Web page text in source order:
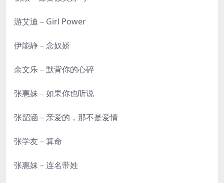
游艾迪 – Girl Power
伊能静 – 念奴娇
余文乐 – 默背你的心碎
张惠妹 – 如果你也听说
张韶涵 – 亲爱的，那不是爱情
张学友 – 算命
张惠妹 – 连名带姓